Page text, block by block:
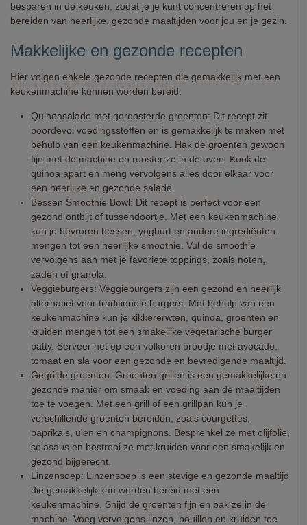
besparen in de keuken, zodat je je kunt concentreren op het
bereiden van heerlijke, gezonde maaltijden voor jou en je gezin.
Makkelijke en gezonde recepten
Hier volgen enkele gezonde recepten die gemakkelijk met een
keukenmachine kunnen worden bereid:
Quinoasalade met geroosterde groenten: Dit recept zit
boordevol voedingsstoffen en is gemakkelijk te maken met
behulp van een keukenmachine. Hak de groenten gewoon
fijn met de machine en rooster ze in de oven. Kook de
quinoa apart en meng vervolgens alles door elkaar voor
een heerlijke en gezonde salade.
Bessen Smoothie Bowl: Dit recept is perfect voor een
gezond ontbijt of tussendoortje. Met een keukenmachine
kun je bevroren bessen, yoghurt en andere ingrediënten
mengen tot een heerlijke smoothie. Vul de smoothie
vervolgens aan met je favoriete toppings, zoals noten,
zaden of granola.
Veggieburgers: Veggieburgers zijn een gezond en heerlijk
alternatief voor traditionele burgers. Met behulp van een
keukenmachine kun je kikkererwten, quinoa, groenten en
kruiden mengen tot een smakelijke vegetarische burger
patty. Serveer het op een volkoren broodje met avocado,
tomaat en sla voor een gezonde en bevredigende maaltijd.
Gegrilde groenten: Groenten grillen is een gemakkelijke en
gezonde manier om smaak en voeding aan de maaltijden
toe te voegen. Met een grill of een grillpan kun je
verschillende groenten bereiden, zoals courgettes,
paprika’s, uien en champignons. Besprenkel ze met olijfolie,
sojasaus en bestrooi ze met kruiden voor een smakelijk en
gezond bijgerecht.
Linzensoep: Linzensoep is een stevige en gezonde maaltijd
die gemakkelijk kan worden bereid met een
keukenmachine. Snijd de groenten fijn en bak ze in de
machine. Voeg vervolgens linzen, bouillon en kruiden toe